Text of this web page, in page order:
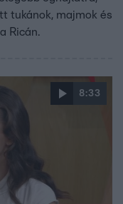
tukánok, majmok és
Ricán.
8:33